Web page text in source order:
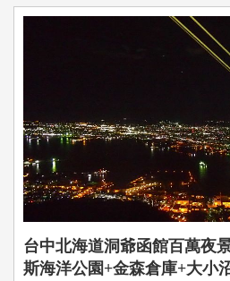
台中北海道洞爺函館百萬夜
斯海洋公園+金森倉庫+大小